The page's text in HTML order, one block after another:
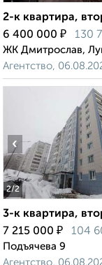
2-к квартира,
6 400 000 ₽ 130
ЖК Дмитрослав,
Агентство,
2/2
‹
3-к квартира,
7 215 000 ₽ 104
Подъячева 9
Агентство,